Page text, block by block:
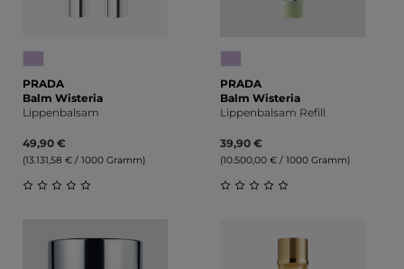
PRADA
Balm Wisteria
Lippenbalsam
49,90 €
(13.131,58 € / 1000 Gramm)
PRADA
Balm Wisteria
Lippenbalsam Refill
39,90 €
(10.500,00 € / 1000 Gramm)